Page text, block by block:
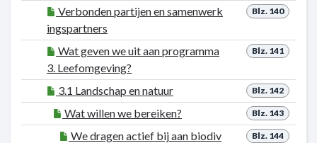
Blz. 140
Verbonden partijen en samenwerk
ingspartners
Blz. 141
Wat geven we uit aan programma
3. Leefomgeving?
Blz. 142
3.1 Landschap en natuur
Blz. 143
Wat willen we bereiken?
Blz. 144
We dragen actief bij aan biodiv